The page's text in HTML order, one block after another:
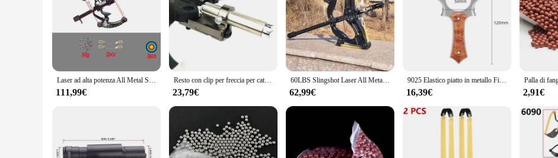
Laser ad alta potenza All Metal Slingshot sfera in acciaio da caccia ad alta precisione Slingshot Composite Bow Steel Mini Composite Bow Set
111,99€
Resto con clip per freccia per catapulta G5 per fionda laser da esterno - Strumenti di tiro
23,79€
60LBS Slingshot Laser All Metal High-power Hunting Steel Ball Slingshot Composite Bow Steel Mini Set di archi compositi a infrarossi
62,99€
9025 Elastico piatto in metallo Fionda ad alta precisione Fionda laser in acciaio inossidabile Accessori per tiro a pressione rapida all'aperto
16,39€ 2,91€